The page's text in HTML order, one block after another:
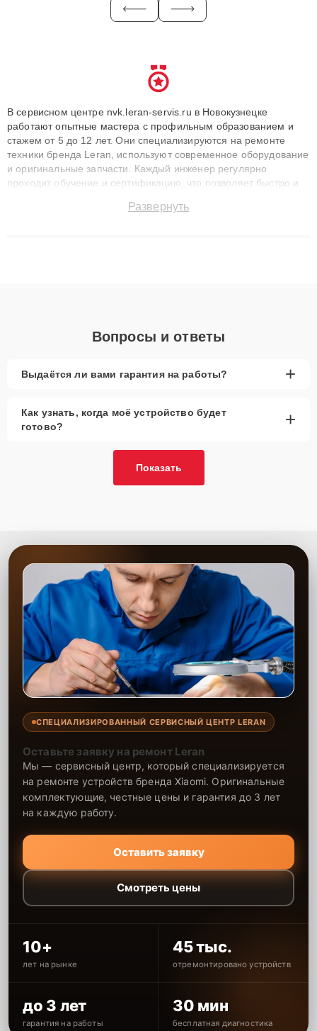
В сервисном центре nvk.leran-servis.ru в Новокузнецке
работают опытные мастера с профильным образованием и
стажем от 5 до 12 лет. Они специализируются на ремонте
техники бренда Leran, используют современное оборудование
и оригинальные запчасти. Каждый инженер регулярно
проходит обучение и сертификацию, что позволяет быстро и
сохранением гарантии до 3 лет. Наши мастера решают
Развернуть
Вопросы и ответы
Выдаётся ли вами гарантия на работы? +
Как узнать, когда моё устройство будет
готово?
+
Показать
СПЕЦИАЛИЗИРОВАННЫЙ СЕРВИСНЫЙ ЦЕНТР LERAN
Оставьте заявку на ремонт Leran
Мы — сервисный центр, который специализируется
на ремонте устройств бренда Xiaomi. Оригинальные
комплектующие, честные цены и гарантия до 3 лет
на каждую работу.
Оставить заявку
Смотреть цены
10+
лет на рынке
45 тыс.
отремонтировано устройств
до 3 лет
гарантия на работы
30 мин
бесплатная диагностика